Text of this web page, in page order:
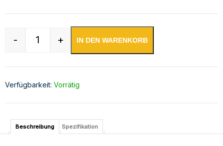
Edelstahl Arbeitsschrank mit Aufkantung Menge
- + IN DEN WARENKORB
Verfügbarkeit: Vorrätig
Beschreibung Spezifikation